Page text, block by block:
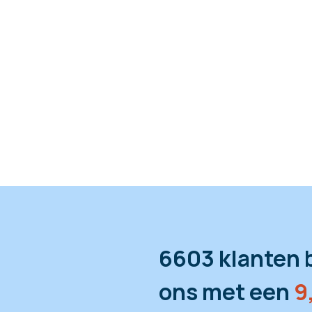
6603 klanten
ons met een